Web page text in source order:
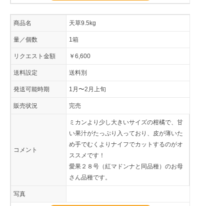
商品名 天草9.5kg
量／個数 1箱
リクエスト金額 ￥6,600
送料設定 送料別
発送可能時期 1月〜2月上旬
販売状況 完売
コメント
ミカンより少し大きいサイズの柑橘で、甘
い果汁がたっぷり入っており、皮が薄いた
め手でむくよりナイフでカットするのがオ
ススメです！
愛果２８号（紅マドンナと同品種）のお母
さん品種です。
写真